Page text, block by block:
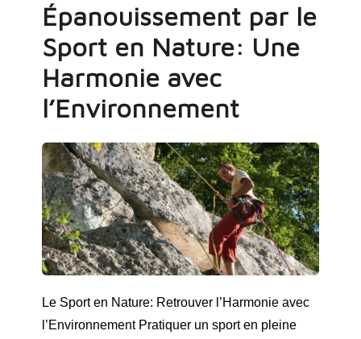
Épanouissement par le
Sport en Nature: Une
Harmonie avec
l’Environnement
Le Sport en Nature: Retrouver l’Harmonie avec
l’Environnement Pratiquer un sport en pleine